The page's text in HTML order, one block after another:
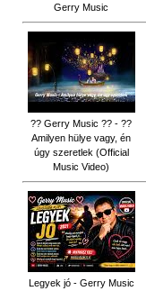
Gerry Music
?? Gerry Music ?? - ??
Amilyen hülye vagy, én
úgy szeretlek (Official
Music Video)
Legyek jó - Gerry Music